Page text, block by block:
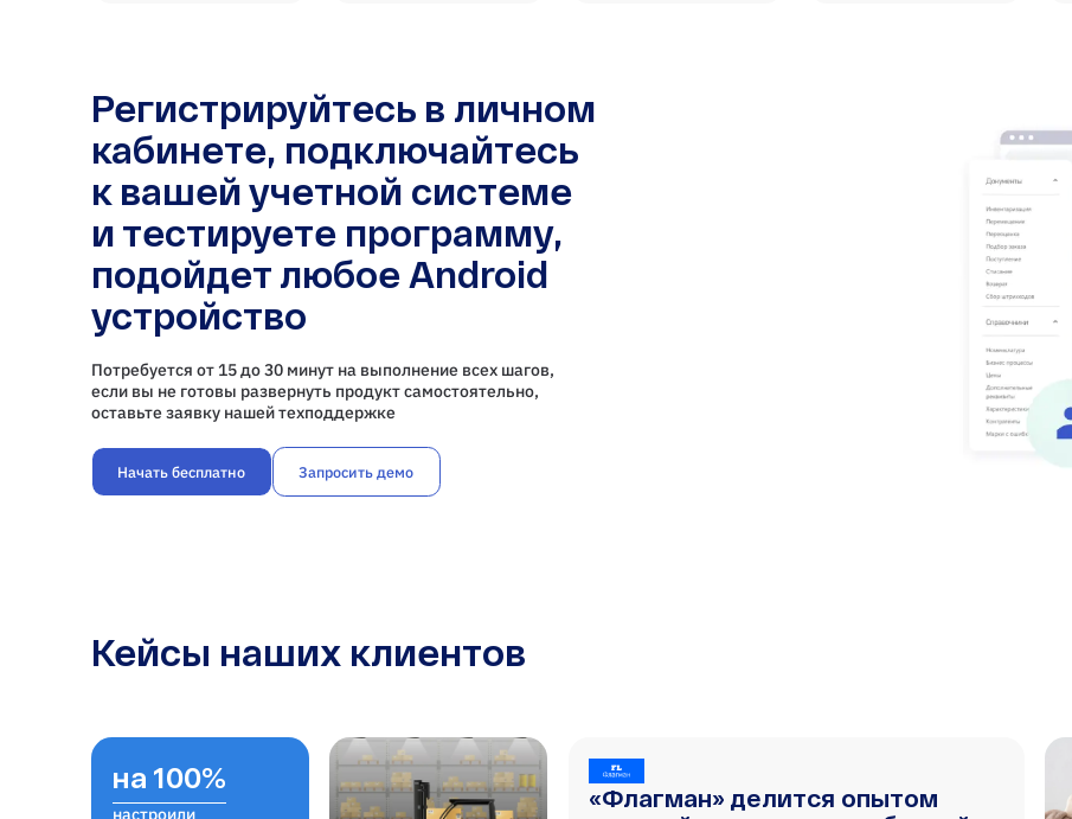
Регистрируйтесь в личном
кабинете, подключайтесь
к вашей учетной системе
и тестируете программу,
подойдет любое Android
устройство
Потребуется от 15 до 30 минут на выполнение всех шагов,
если вы не готовы развернуть продукт самостоятельно,
оставьте заявку нашей техподдержке
Начать бесплатно Запросить демо
Кейсы наших клиентов
на 100%
настроили
«Флагман» делится опытом